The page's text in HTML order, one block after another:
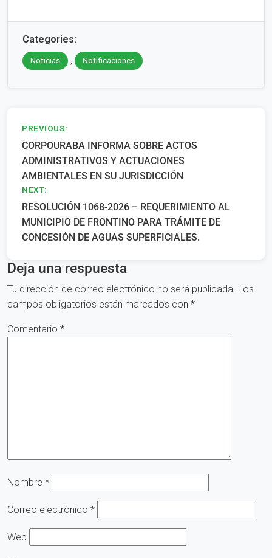
Categories:
Noticias , Notificaciones
Navegación
de
entradas
PREVIOUS:
CORPOURABA INFORMA SOBRE ACTOS
ADMINISTRATIVOS Y ACTUACIONES
AMBIENTALES EN SU JURISDICCIÓN
NEXT:
RESOLUCIÓN 1068-2026 – REQUERIMIENTO AL
MUNICIPIO DE FRONTINO PARA TRÁMITE DE
CONCESIÓN DE AGUAS SUPERFICIALES.
Deja una respuesta
Tu dirección de correo electrónico no será publicada. Los
campos obligatorios están marcados con *
Comentario *
Nombre *
Correo electrónico *
Web